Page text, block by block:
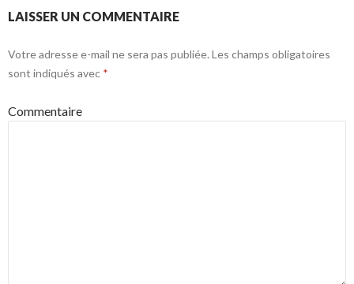
LAISSER UN COMMENTAIRE
Votre adresse e-mail ne sera pas publiée. Les champs obligatoires
sont indiqués avec *
Commentaire